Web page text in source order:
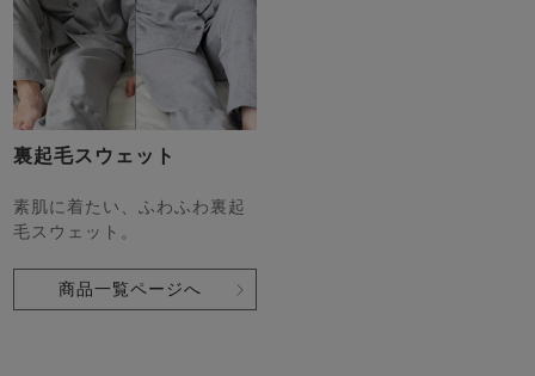
裏起毛スウェット
素肌に着たい、ふわふわ裏起
毛スウェット。
商品一覧ページへ